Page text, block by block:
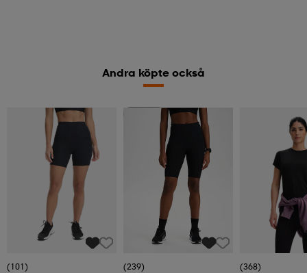
Andra köpte också
(101)
(239)
(368)